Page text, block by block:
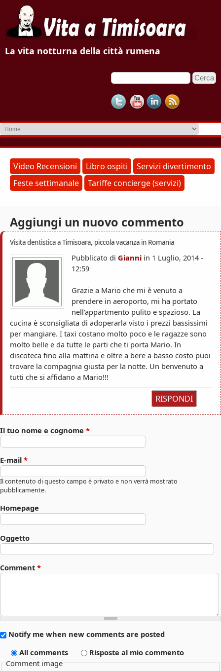
V
a
T
m
s
o
a
La vita notturna della città rumena
F
o
r
m
d
i
r
i
c
c
a
C
r
c
a
Video Recensioni Libro ospiti
Servizi divertimento
Feste settimanale
Tariffe concierge (servizi)
Aggiungi un nuovo commento
Visita dentistica a Timisoara, piccola vacanza in Romania
Pubblicato di Gianni in 1 Luglio, 2014 -
12:59
Grazie a Mario che mi è venuto a
prendere in aeroporto, mi ha portato
nell'appartmento pulito e spazioso. La
cucina è sconsigliata di adoperarla visto i prezzi bassissimi
per mangiare. I taxi costano molto poco e le ragazze sono
molto belle e da tutte le parti che ti porta Mario. In
discoteca fino alla mattina e oltre a bere a basso costo puoi
trovare la compagnia giusta per la notte. Un benvenuto a
tutti che si affidano a Mario!!!
RISPONDI
Il tuo nome e cognome *
E-mail *
Il contenuto di questo campo è privato e non verrà mostrato
pubblicamente.
Homepage
Oggetto
Comment *
Notify me when new comments are posted
All comments
Risposte al mio commento
Comment image